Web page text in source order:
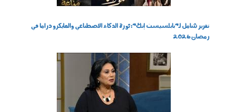
تقرير شامل لـ"بابلسيست إنك": ثورة الذكاء الاصطناعي والمايكرو دراما في
رمضان 2026